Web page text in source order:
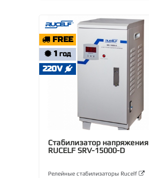
FREE
1 ГОД
220V
Стабилизатор напряжения
RUCELF SRV-15000-D
Релейные стабилизаторы Rucelf